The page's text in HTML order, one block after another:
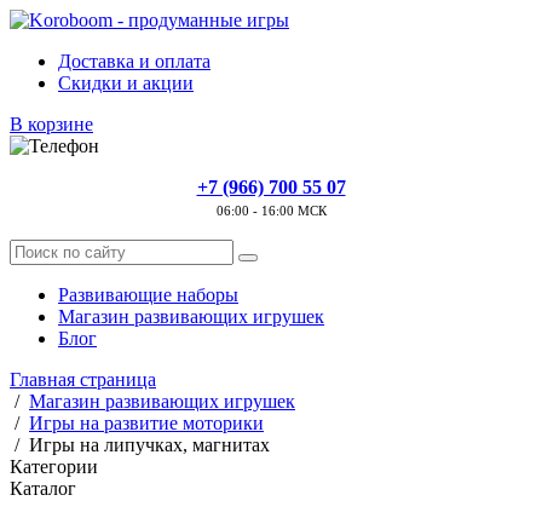
Доставка и оплата
Скидки и акции
В корзине
+7 (966) 700 55 07
06:00 - 16:00 МСК
Развивающие наборы
Магазин развивающих игрушек
Блог
Главная страница
/ Магазин развивающих игрушек
/ Игры на развитие моторики
/ Игры на липучках, магнитах
Категории
Каталог